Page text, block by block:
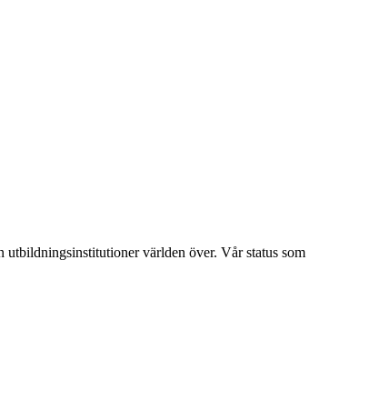
världen över. Vår status som